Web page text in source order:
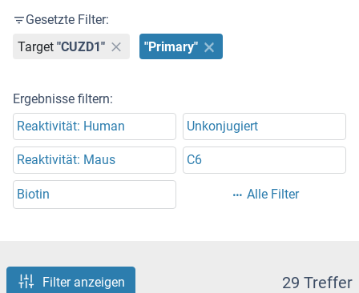
Gesetzte Filter:
Target "CUZD1" "Primary"
Ergebnisse filtern:
Reaktivität: Human
Unkonjugiert
Reaktivität: Maus C6
Biotin Alle Filter
Filter anzeigen 29 Treffer